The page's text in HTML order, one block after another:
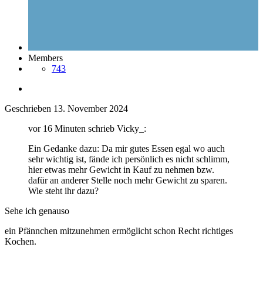
Members
743
Geschrieben 13. November 2024
vor 16 Minuten schrieb Vicky_:
Ein Gedanke dazu: Da mir gutes Essen egal wo auch
sehr wichtig ist, fände ich persönlich es nicht schlimm,
hier etwas mehr Gewicht in Kauf zu nehmen bzw.
dafür an anderer Stelle noch mehr Gewicht zu sparen.
Wie steht ihr dazu?
Sehe ich genauso
ein Pfännchen mitzunehmen ermöglicht schon Recht richtiges
Kochen.